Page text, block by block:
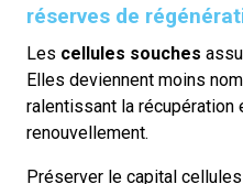
réserves de
Les cellules souches
Elles deviennent moins
ralentissant la récupération
renouvellement.
Préserver le capital